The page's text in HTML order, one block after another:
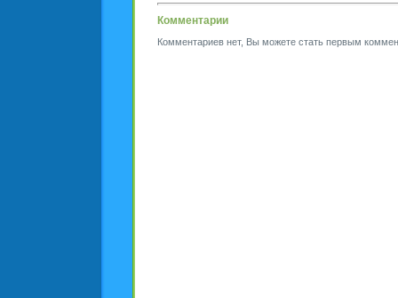
Комментарии
Комментариев нет, Вы можете стать первым